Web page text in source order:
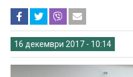
16 декември 2017 - 10:14